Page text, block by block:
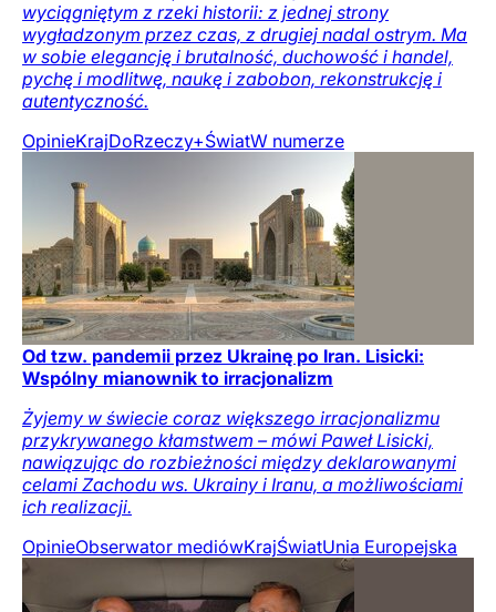
wyciągniętym z rzeki historii: z jednej strony
wygładzonym przez czas, z drugiej nadal ostrym. Ma
w sobie elegancję i brutalność, duchowość i handel,
pychę i modlitwę, naukę i zabobon, rekonstrukcję i
autentyczność.
OpinieKrajDoRzeczy+ŚwiatW numerze
Od tzw. pandemii przez Ukrainę po Iran. Lisicki:
Wspólny mianownik to irracjonalizm
Żyjemy w świecie coraz większego irracjonalizmu
przykrywanego kłamstwem – mówi Paweł Lisicki,
nawiązując do rozbieżności między deklarowanymi
celami Zachodu ws. Ukrainy i Iranu, a możliwościami
ich realizacji.
OpinieObserwator mediówKrajŚwiatUnia Europejska